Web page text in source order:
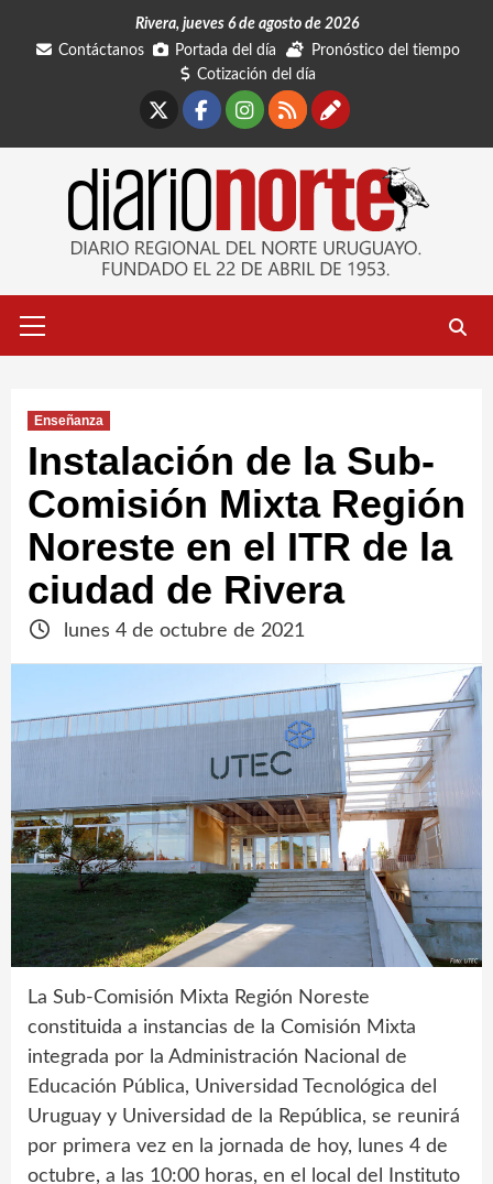
Rivera, jueves 6 de agosto de 2026
Contáctanos
Portada del día
Pronóstico del tiempo
Cotización del día
Facebook
Instagram
RSSContáctanos
primario
Enseñanza
Instalación de la Sub-
Comisión Mixta Región
Noreste en el ITR de la
ciudad de Rivera
lunes 4 de octubre de 2021
La Sub-Comisión Mixta Región Noreste
constituida a instancias de la Comisión Mixta
integrada por la Administración Nacional de
Educación Pública, Universidad Tecnológica del
Uruguay y Universidad de la República, se reunirá
por primera vez en la jornada de hoy, lunes 4 de
octubre, a las 10:00 horas, en el local del Instituto